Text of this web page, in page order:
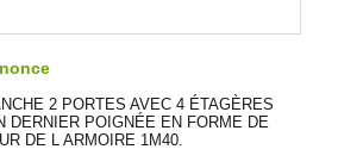
2 PORTES AVEC 4 ÉTAGÈRES
DERNIER POIGNÉE EN FORME DE
DE L ARMOIRE 1M40.